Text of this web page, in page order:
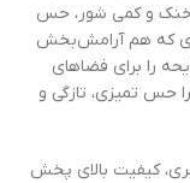
خنک و کمی شور، حس
که هم آرامش‌بخش
را برای فضاهای
حس تمیزی، تازگی و
کیفیت بالای پخش